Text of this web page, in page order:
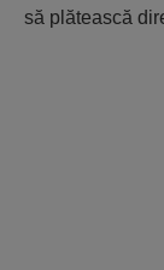
să plătească